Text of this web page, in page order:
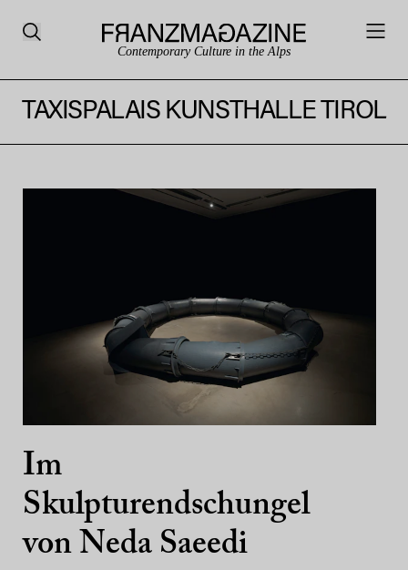
Contemporary Culture in the Alps
TAXISPALAIS KUNSTHALLE TIROL
Im
Skulpturendschungel
von Neda Saeedi